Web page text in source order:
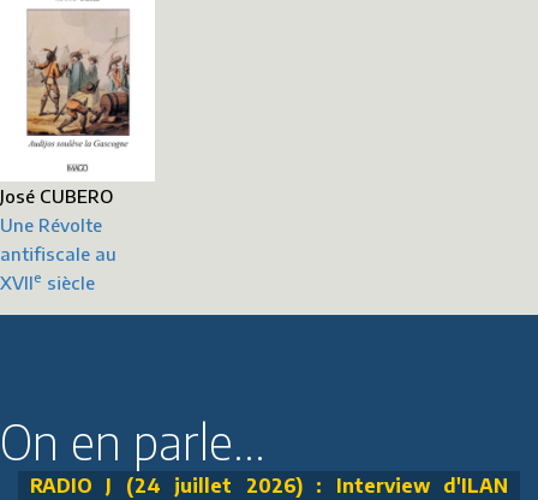
José CUBERO
Une Révolte
antifiscale au
XVIIe siècle
On en parle...
RADIO J (24 juillet 2026) : Interview d'ILAN